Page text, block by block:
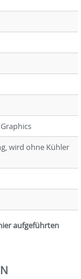
wird ohne Kühler
aufgeführten